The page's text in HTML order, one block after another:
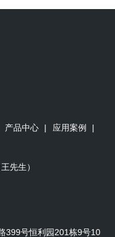
产品中心 | 应用案例
|
先生）
399号恒利园201栋9号10